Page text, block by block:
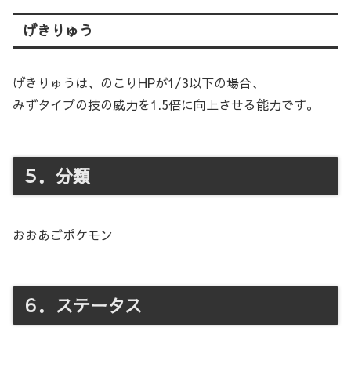
げきりゅう
げきりゅうは、のこりHPが1/3以下の場合、
みずタイプの技の威力を1.5倍に向上させる能力です。
５．分類
おおあごポケモン
６．ステータス